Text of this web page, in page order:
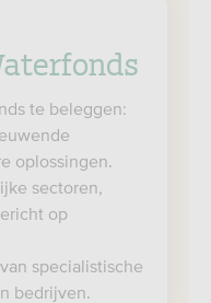
te beleggen:
oplossingen.
sectoren,
op
specialistische
bedrijven.